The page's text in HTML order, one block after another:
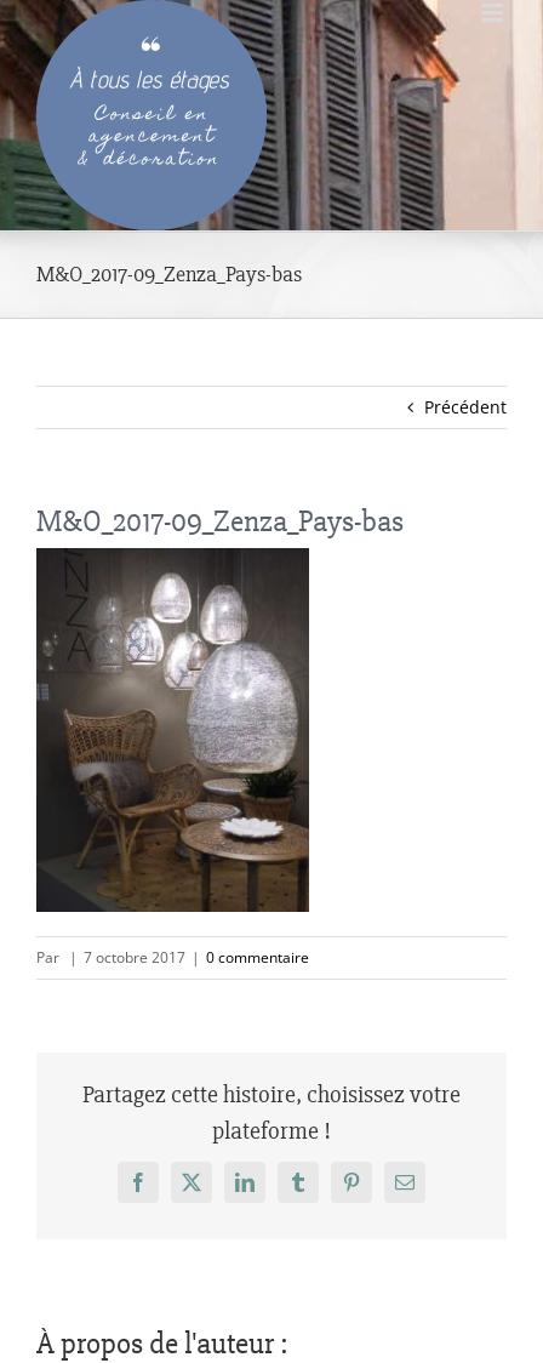
Passer
au
contenu
M&O_2017-09_Zenza_Pays-bas
Précédent
M&O_2017-09_Zenza_Pays-bas
Par | 7 octobre 2017 | 0 commentaire
Partagez cette histoire, choisissez votre
plateforme !
Facebook
X LinkedInTumblrPinterestEmail
À propos de l'auteur :